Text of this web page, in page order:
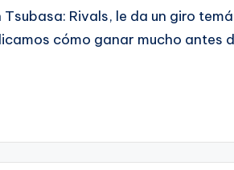
Tsubasa: Rivals, le da un giro
cómo ganar mucho antes